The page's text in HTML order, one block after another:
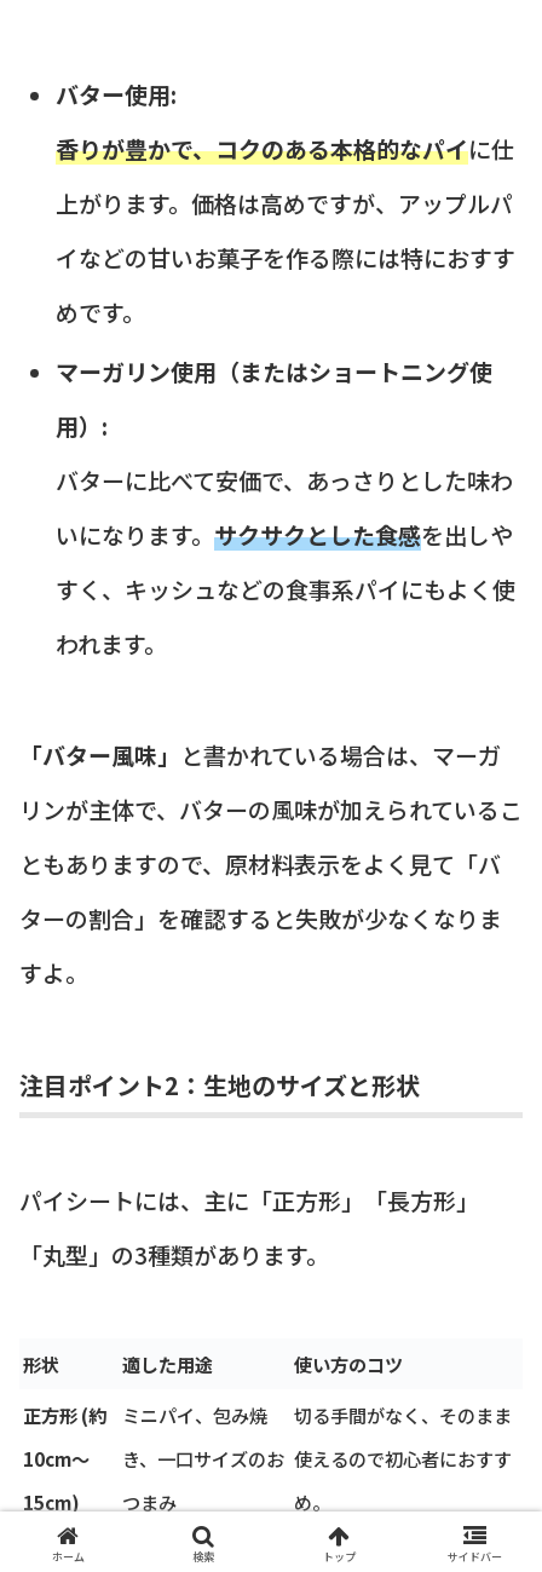
バター使用:
香りが豊かで、コクのある本格的なパイに仕
上がります。価格は高めですが、アップルパ
イなどの甘いお菓子を作る際には特におすす
めです。
マーガリン使用（またはショートニング使
用）:
バターに比べて安価で、あっさりとした味わ
いになります。 サクサクとした食感を出しや
すく、キッシュなどの食事系パイにもよく使
われます。
「バター風味」 と書かれている場合は、マーガ
リンが主体で、バターの風味が加えられているこ
ともありますので、原材料表示をよく見て「バ
ターの割合」を確認すると失敗が少なくなりま
すよ。
注目ポイント2：生地のサイズと形状
パイシートには、主に「正方形」「長方形」
「丸型」の3種類があります。
形状 適した用途
使い方のコツ
正方形 (約
10cm〜
15cm)
ミニパイ、包み焼
き、一口サイズのお
つまみ
切る手間がなく、そのまま
使えるので初心者におすす
め。
長方形 (約
アップルパイ、キッ 広い面積をカバーしやす
ホーム 検索 トップ サイドバー